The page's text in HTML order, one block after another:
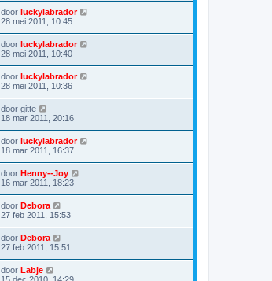
door luckylabrador
28 mei 2011, 10:45
door luckylabrador
28 mei 2011, 10:40
door luckylabrador
28 mei 2011, 10:36
door gitte
18 mar 2011, 20:16
door luckylabrador
18 mar 2011, 16:37
door Henny--Joy
16 mar 2011, 18:23
door Debora
27 feb 2011, 15:53
door Debora
27 feb 2011, 15:51
door Labje